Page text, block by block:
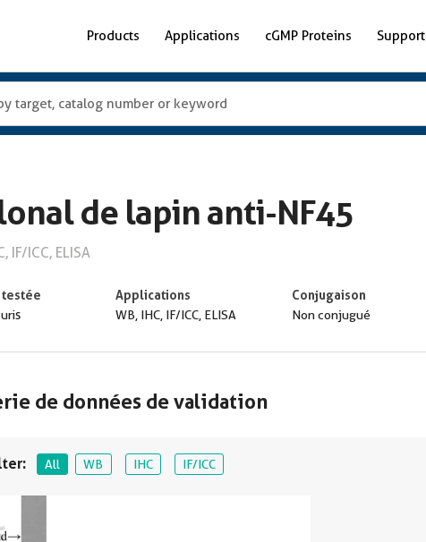
Products Applications cGMP Proteins Support
de lapin anti-NF45
ICC, ELISA
testée Applications
WB, IHC, IF/ICC, ELISA
Conjugaison
Non conjugué
de données de validation
All WB IHC IF/ICC